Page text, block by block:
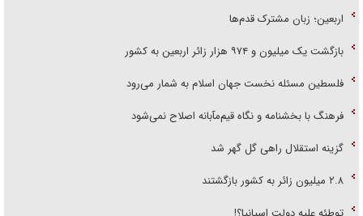
اربعین؛ زبان مشترک قدم‌ها
بازگشت یک میلیون و ۹۷۴ هزار زائر اربعین به کشور
فلسطین مسئله نخست جهان اسلام به شمار می‌رود
فرهنگ با بخشنامه و نگاه قیم‌مآبانه اصلاح نمی‌شود
گزینه استقلال راهی گل گهر شد
۲.۸ میلیون زائر به کشور بازگشتند